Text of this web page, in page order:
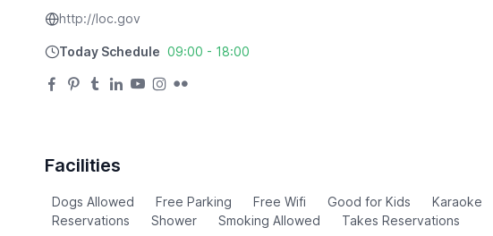
http://loc.gov
Today Schedule 09:00 - 18:00
Facilities
Dogs Allowed Free Parking Free Wifi Good for Kids Karaoke
Reservations
Shower Smoking Allowed Takes Reservations